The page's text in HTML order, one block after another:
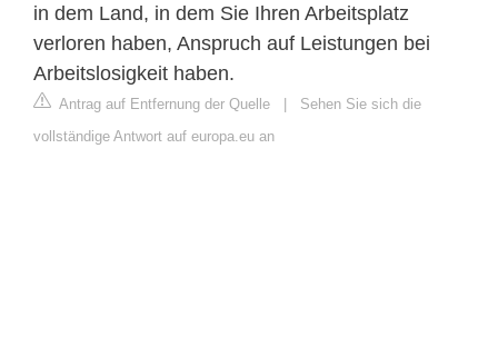
in dem Land, in dem Sie Ihren Arbeitsplatz
verloren haben, Anspruch auf Leistungen bei
Arbeitslosigkeit haben.
Antrag auf Entfernung der Quelle
Sehen Sie sich die
vollständige Antwort auf europa.eu an